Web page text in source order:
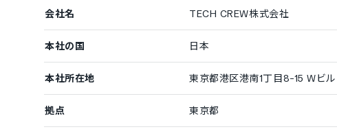
ベトナム語
会社名
TECH CREW株式会社
本社の国 日本
本社所在地 東京都港区港南1丁目8-15 Wビ
拠点 東京都